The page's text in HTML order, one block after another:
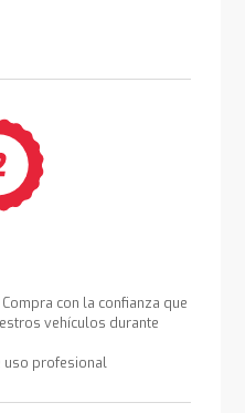
Compra con la confianza que
vehículos durante
uso profesional